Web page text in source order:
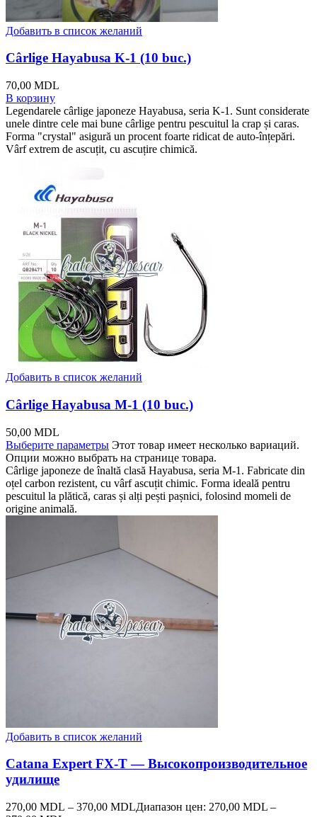
Добавить в список желаний
Cârlige Hayabusa K-1 (10 buc.)
70,00 MDL
В корзину
Legendarele cârlige japoneze Hayabusa, seria K-1. Sunt considerate
unele dintre cele mai bune cârlige pentru pescuitul la crap și caras.
Forma "crystal" asigură un procent foarte ridicat de auto-înțepări.
Vârf extrem de ascuțit, cu ascuțire chimică.
Добавить в список желаний
Cârlige Hayabusa M-1 (10 buc.)
50,00 MDL
Выберите параметры Этот товар имеет несколько вариаций.
Опции можно выбрать на странице товара.
Cârlige japoneze de înaltă clasă Hayabusa, seria M-1. Fabricate din
oțel carbon rezistent, cu vârf ascuțit chimic. Forma ideală pentru
pescuitul la plătică, caras și alți pești pașnici, folosind momeli de
origine animală.
Добавить в список желаний
Catana Expert FX-T — Высокопроизводительное
удилище
270,00 MDL – 370,00 MDLДиапазон цен: 270,00 MDL –